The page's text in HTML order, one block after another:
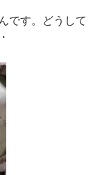
です。どうして